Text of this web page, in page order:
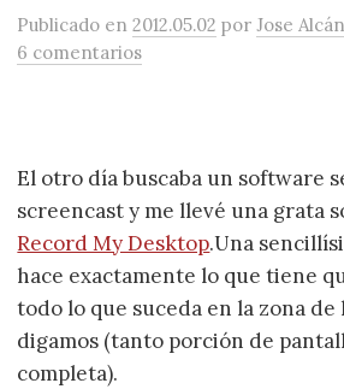
Publicado en2012.05.02 porJose
6 comentarios
El otro día buscaba un software
screencast y me llevé una grata
Record My Desktop.Una
hace exactamente lo que tiene
todo lo que suceda en la zona de
digamos (tanto porción de
completa).